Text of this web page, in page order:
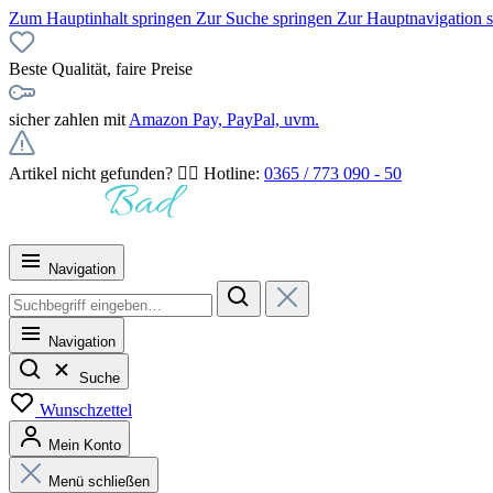
Zum Hauptinhalt springen Zur Suche springen Zur Hauptnavigation
Beste Qualität, faire Preise
sicher zahlen mit Amazon Pay, PayPal, uvm.
Artikel nicht gefunden? 👉🏻 Hotline: 0365 / 773 090 - 50
Navigation
Navigation
Suche
Wunschzettel
Mein Konto
Menü schließen